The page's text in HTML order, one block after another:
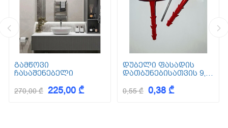
გამწოვი
ჩასაშენებელი
270,00 ₾ 225,00 ₾
დუბელი ფასადის
დათბუნებისათვის 9,5
0,55 ₾ 0,38 ₾